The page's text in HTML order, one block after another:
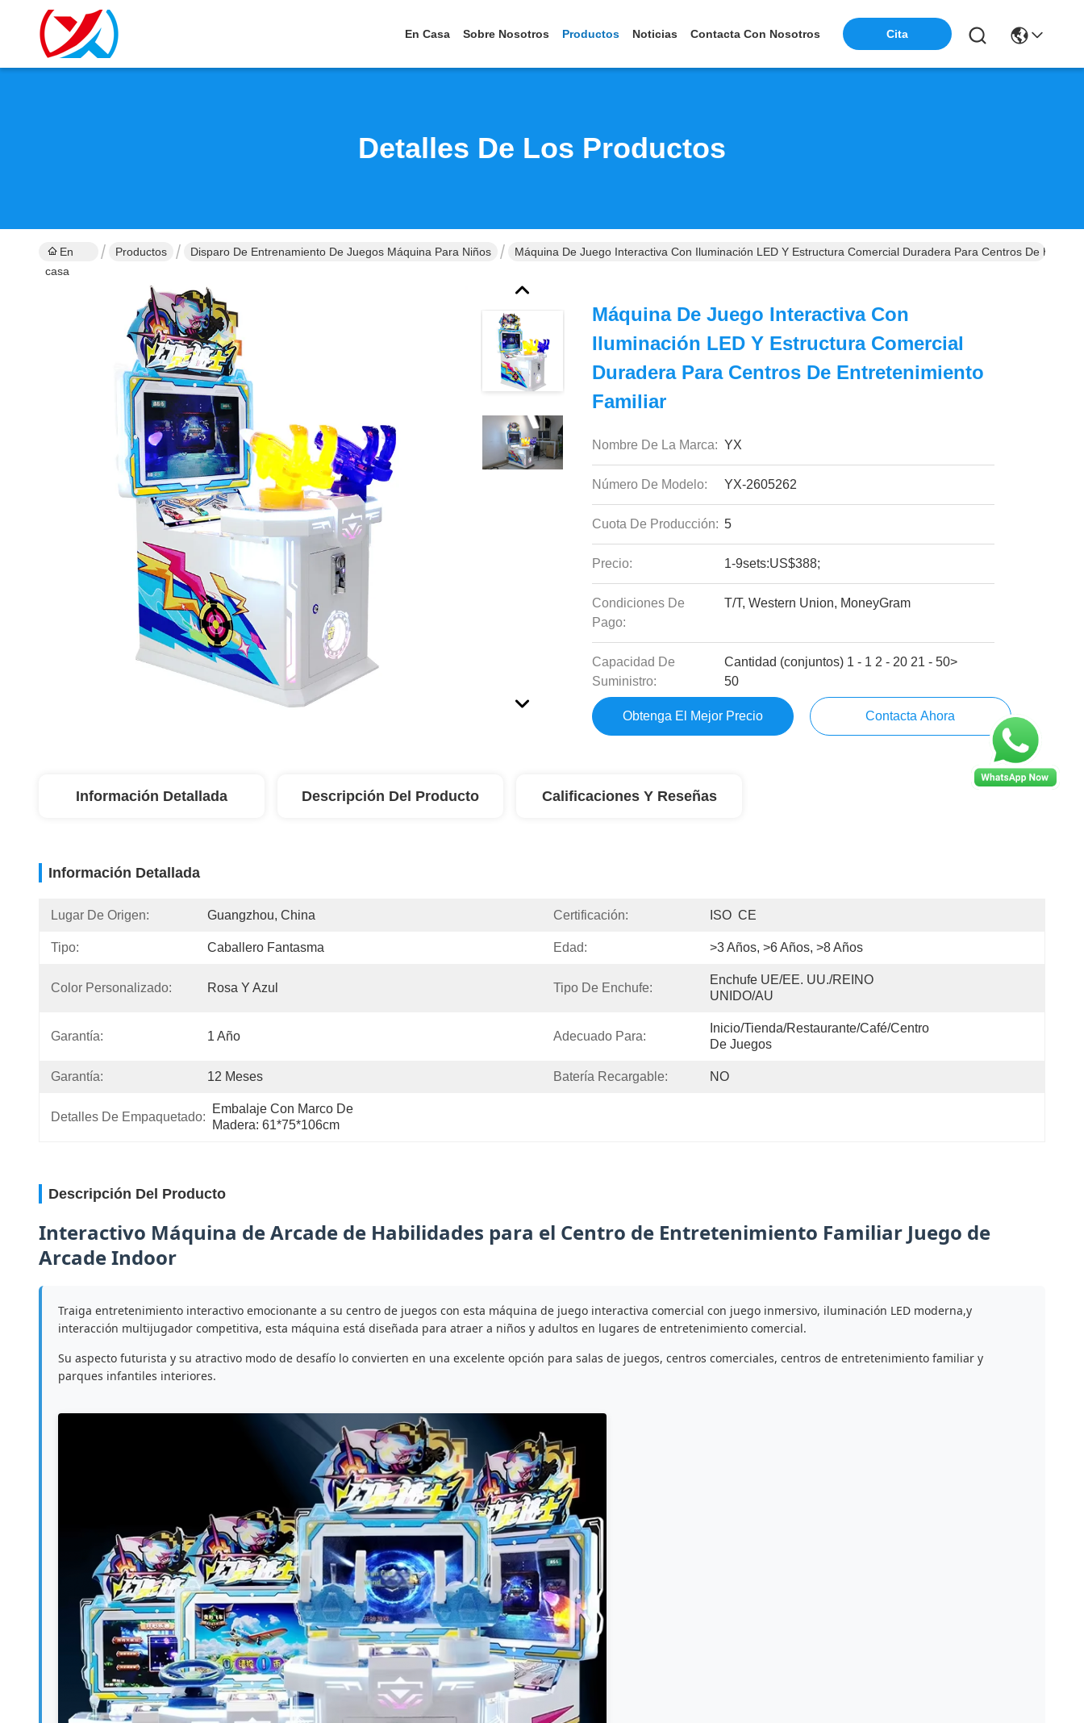
En Casa Sobre Nosotros Productos Noticias Contacta Con Nosotros Cita
Detalles De Los Productos
En
casa
Productos Disparo De Entrenamiento De Juegos Máquina Para Niños Máquina De Juego Interactiva Con Iluminación LED Y Estructura Comercial Duradera Para Centros De
Máquina De Juego Interactiva Con
Iluminación LED Y Estructura Comercial
Duradera Para Centros De Entretenimiento
Familiar
Nombre De La Marca: YX
Número De Modelo: YX-2605262
Cuota De Producción: 5
Precio: 1-9sets:US$388;
Condiciones De
Pago:
T/T, Western Union, MoneyGram
Capacidad De
Suministro:
Cantidad (conjuntos) 1 - 1 2 - 20 21 - 50>
50
Obtenga El Mejor Precio Contacta Ahora
Información Detallada Descripción Del Producto Calificaciones Y Reseñas
Información Detallada
Lugar De Origen: Guangzhou, China Certificación: ISO  CE
Tipo: Caballero Fantasma Edad: >3 Años, >6 Años, >8 Años
Color Personalizado: Rosa Y Azul Tipo De Enchufe:
Enchufe UE/EE. UU./REINO
UNIDO/AU
Garantía: 1 Año Adecuado Para:
Inicio/Tienda/Restaurante/Café/Centro
De Juegos
Garantía: 12 Meses Batería Recargable: NO
Detalles De Empaquetado:
Embalaje Con Marco De
Madera: 61*75*106cm
Descripción Del Producto
Interactivo Máquina de Arcade de Habilidades para el Centro de Entretenimiento Familiar Juego de
Arcade Indoor
Traiga entretenimiento interactivo emocionante a su centro de juegos con esta máquina de juego interactiva comercial con juego inmersivo, iluminación LED moderna,y
interacción multijugador competitiva, esta máquina está diseñada para atraer a niños y adultos en lugares de entretenimiento comercial.
Su aspecto futurista y su atractivo modo de desafío lo convierten en una excelente opción para salas de juegos, centros comerciales, centros de entretenimiento familiar y
parques infantiles interiores.